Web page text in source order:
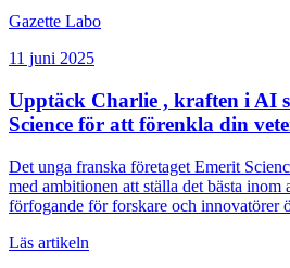
Gazette Labo
11 juni 2025
Upptäck Charlie , kraften i AI
Science för att förenkla din
Det unga franska företaget Emerit
med ambitionen att ställa det bästa
förfogande för forskare och innovatörer
livsvetenskaper som är utformad för att
Läs artikeln